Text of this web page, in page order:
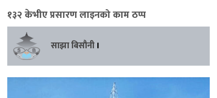
१३२ केभीए प्रसारण लाइनको काम ठप्प
साझा बिसौनी ।